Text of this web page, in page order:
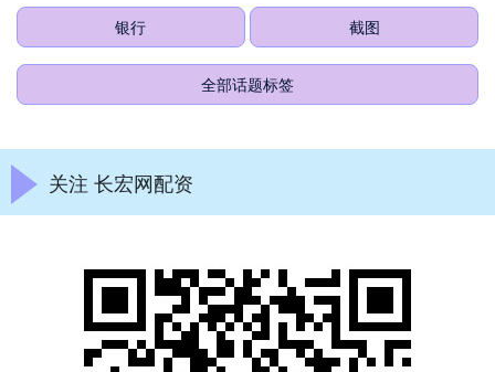
银行 截图
全部话题标签
关注 长宏网配资